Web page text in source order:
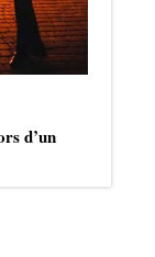
d’un